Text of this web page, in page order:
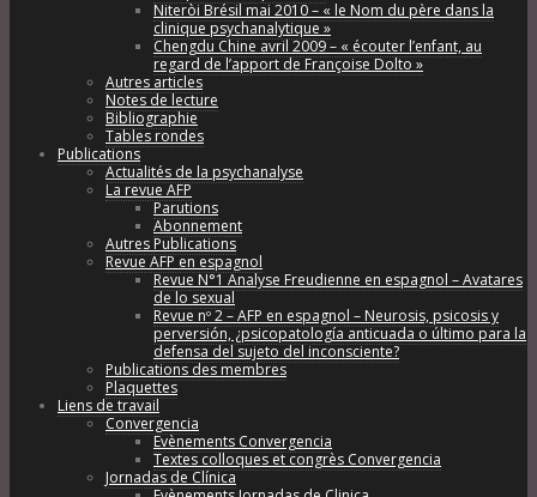
Niteròi Brésil mai 2010 – « le Nom du père dans la
clinique psychanalytique »
Chengdu Chine avril 2009 – « écouter l’enfant, au
regard de l’apport de Françoise Dolto »
Autres articles
Notes de lecture
Bibliographie
Tables rondes
Publications
Actualités de la psychanalyse
La revue AFP
Parutions
Abonnement
Autres Publications
Revue AFP en espagnol
Revue N°1 Analyse Freudienne en espagnol – Avatares
de lo sexual
Revue nº 2 – AFP en espagnol – Neurosis, psicosis y
perversión, ¿psicopatología anticuada o último para la
defensa del sujeto del inconsciente?
Publications des membres
Plaquettes
Liens de travail
Convergencia
Evènements Convergencia
Textes colloques et congrès Convergencia
Jornadas de Clínica